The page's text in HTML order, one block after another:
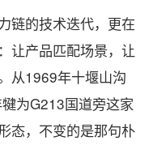
链的技术迭代，更在
让产品匹配场景，让
从1969年十堰山沟
为G213国道旁这家
态，不变的是那句朴